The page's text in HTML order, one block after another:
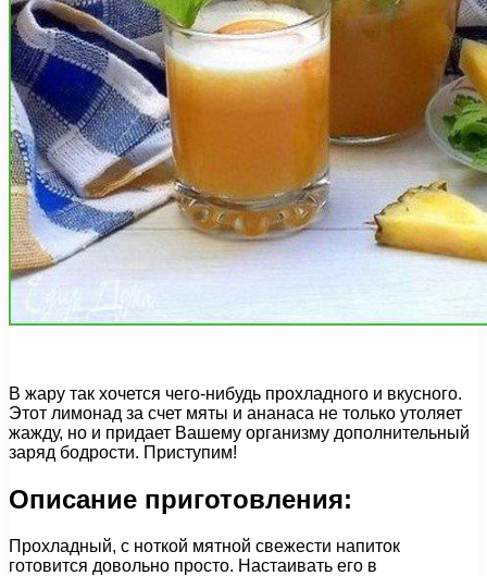
В жару так хочется чего-нибудь прохладного и вкусного.
Этот лимонад за счет мяты и ананаса не только утоляет
жажду, но и придает Вашему организму дополнительный
заряд бодрости. Приступим!
Описание приготовления:
Прохладный, с ноткой мятной свежести напиток
готовится довольно просто. Настаивать его в